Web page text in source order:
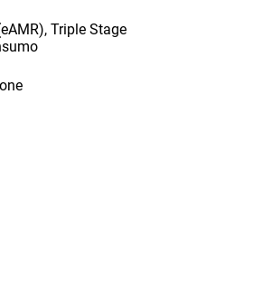
Triple Stage